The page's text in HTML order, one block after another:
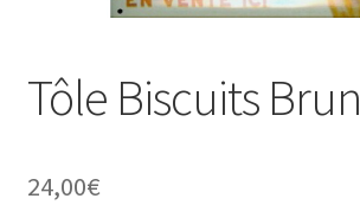
Tôle Biscuits Brun
24,00€